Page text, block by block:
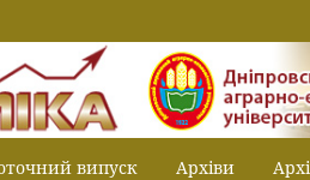
випуск Архіви